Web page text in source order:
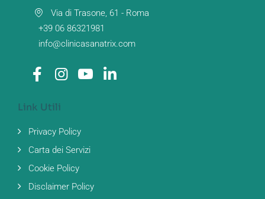
Via di Trasone, 61 - Roma
+39 06 86321981
info@clinicasanatrix.com
Link Utili
Privacy Policy
Carta dei Servizi
Cookie Policy
Disclaimer Policy